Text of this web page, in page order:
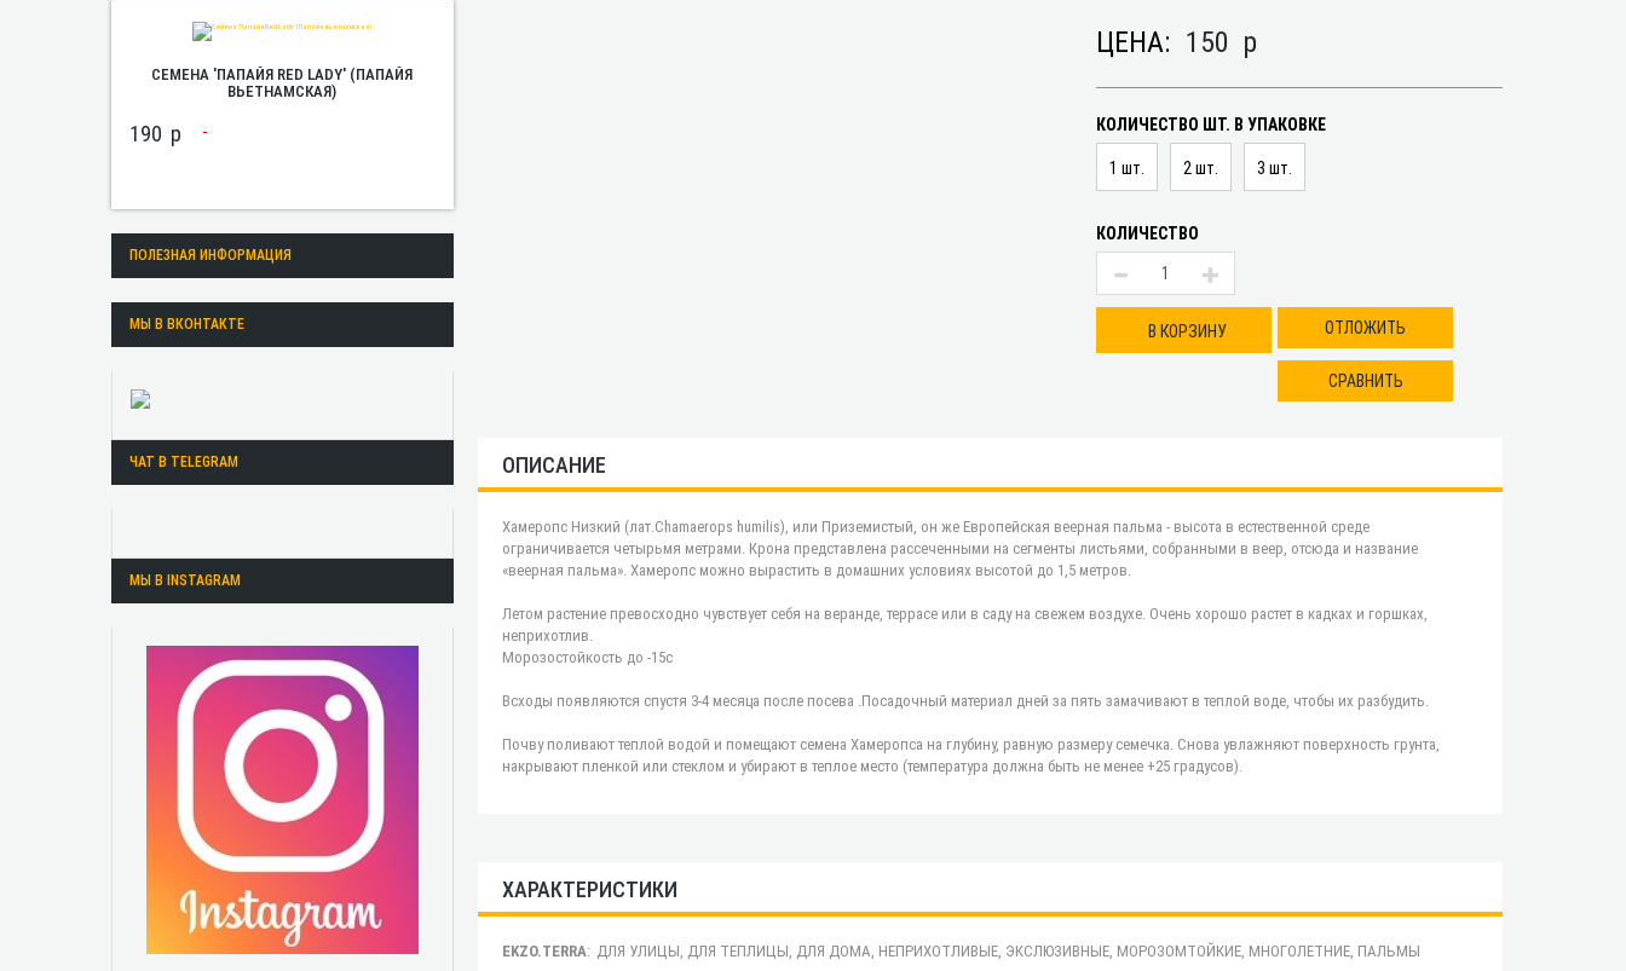
СЕМЕНА 'ПАПАЙЯ RED LADY' (ПАПАЙЯ
ВЬЕТНАМСКАЯ)
190 p
ПОЛЕЗНАЯ ИНФОРМАЦИЯ
МЫ В ВКОНТАКТЕ
ЧАТ В TELEGRAM
МЫ В INSTAGRAM
ЦЕНА: 150 p
КОЛИЧЕСТВО ШТ. В УПАКОВКЕ
1 шт. 2 шт. 3 шт.
КОЛИЧЕСТВО
В КОРЗИНУ ОТЛОЖИТЬ
СРАВНИТЬ
ОПИСАНИЕ
Хамеропс Низкий (лат.Chamaerops humilis), или Приземистый, он же Европейская веерная пальма - высота в естественной среде
ограничивается четырьмя метрами. Крона представлена рассеченными на сегменты листьями, собранными в веер, отсюда и название
«веерная пальма». Хамеропс можно вырастить в домашних условиях высотой до 1,5 метров.
Летом растение превосходно чувствует себя на веранде, террасе или в саду на свежем воздухе. Очень хорошо растет в кадках и горшках,
неприхотлив.
Морозостойкость до -15с
Всходы появляются спустя 3-4 месяца после посева .Посадочный материал дней за пять замачивают в теплой воде, чтобы их разбудить.
Почву поливают теплой водой и помещают семена Хамеропса на глубину, равную размеру семечка. Снова увлажняют поверхность грунта,
накрывают пленкой или стеклом и убирают в теплое место (температура должна быть не менее +25 градусов).
ХАРАКТЕРИСТИКИ
EKZO.TERRA: ДЛЯ УЛИЦЫ, ДЛЯ ТЕПЛИЦЫ, ДЛЯ ДОМА, НЕПРИХОТЛИВЫЕ, ЭКСЛЮЗИВНЫЕ, МОРОЗОМТОЙКИЕ, МНОГОЛЕТНИЕ, ПАЛЬМЫ